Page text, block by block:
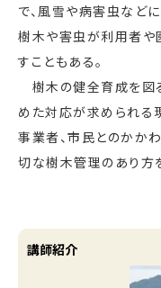
で、風雪や病害虫など
樹木や害虫が利用者や
すこともある。
樹木の健全育成を図
めた対応が求められる
事業者、市民とのかか
切な樹木管理のあり方
講師紹介